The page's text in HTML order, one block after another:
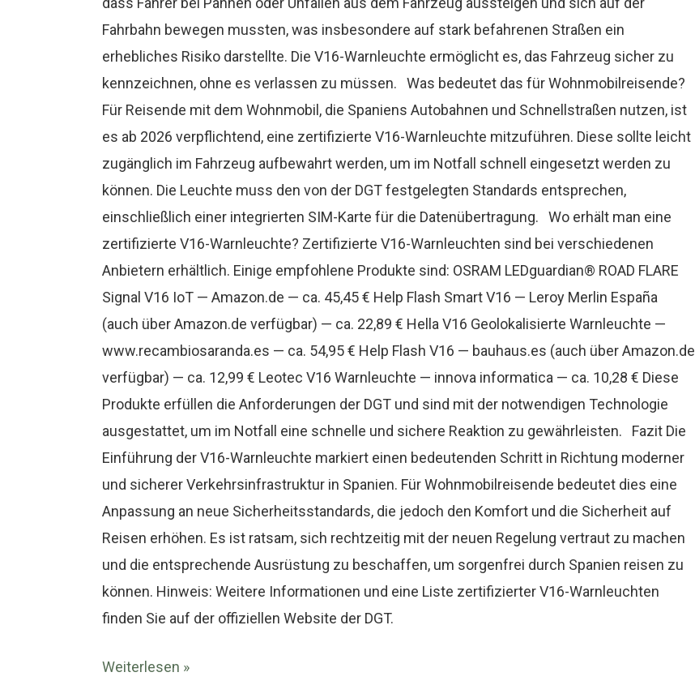
Fahrbahn bewegen mussten, was insbesondere auf stark befahrenen Straßen ein
erhebliches Risiko darstellte. Die V16-Warnleuchte ermöglicht es, das Fahrzeug sicher zu
kennzeichnen, ohne es verlassen zu müssen. Was bedeutet das für Wohnmobilreisende?
Für Reisende mit dem Wohnmobil, die Spaniens Autobahnen und Schnellstraßen nutzen, ist
es ab 2026 verpflichtend, eine zertifizierte V16-Warnleuchte mitzuführen. Diese sollte leicht
zugänglich im Fahrzeug aufbewahrt werden, um im Notfall schnell eingesetzt werden zu
können. Die Leuchte muss den von der DGT festgelegten Standards entsprechen,
einschließlich einer integrierten SIM-Karte für die Datenübertragung. Wo erhält man eine
zertifizierte V16-Warnleuchte? Zertifizierte V16-Warnleuchten sind bei verschiedenen
Anbietern erhältlich. Einige empfohlene Produkte sind: OSRAM LEDguardian® ROAD FLARE
Signal V16 IoT — Amazon.de — ca. 45,45 € Help Flash Smart V16 — Leroy Merlin España
(auch über Amazon.de verfügbar) — ca. 22,89 € Hella V16 Geolokalisierte Warnleuchte —
www.recambiosaranda.es — ca. 54,95 € Help Flash V16 — bauhaus.es (auch über Amazon.de
verfügbar) — ca. 12,99 € Leotec V16 Warnleuchte — innova informatica — ca. 10,28 € Diese
Produkte erfüllen die Anforderungen der DGT und sind mit der notwendigen Technologie
ausgestattet, um im Notfall eine schnelle und sichere Reaktion zu gewährleisten. Fazit Die
Einführung der V16-Warnleuchte markiert einen bedeutenden Schritt in Richtung moderner
und sicherer Verkehrsinfrastruktur in Spanien. Für Wohnmobilreisende bedeutet dies eine
Anpassung an neue Sicherheitsstandards, die jedoch den Komfort und die Sicherheit auf
Reisen erhöhen. Es ist ratsam, sich rechtzeitig mit der neuen Regelung vertraut zu machen
und die entsprechende Ausrüstung zu beschaffen, um sorgenfrei durch Spanien reisen zu
können. Hinweis: Weitere Informationen und eine Liste zertifizierter V16-Warnleuchten
finden Sie auf der offiziellen Website der DGT.
Weiterlesen »